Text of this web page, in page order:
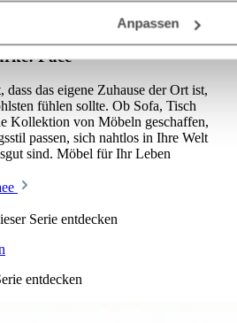
Anpassen
Faee
dass das eigene Zuhause der Ort ist,
fühlen sollte. Ob Sofa, Tisch
Kollektion von Möbeln geschaffen,
passen, sich nahtlos in Ihre Welt
sind. Möbel für Ihr Leben
Serie entdecken
entdecken